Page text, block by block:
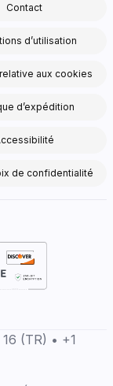
Contact
d’utilisation
aux cookies
d’expédition
de confidentialité
(TR) • +1